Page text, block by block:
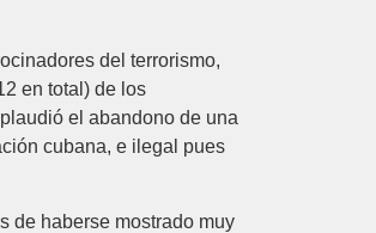
del terrorismo,
en total) de los
el abandono de una
cubana, e ilegal pues
de haberse mostrado muy